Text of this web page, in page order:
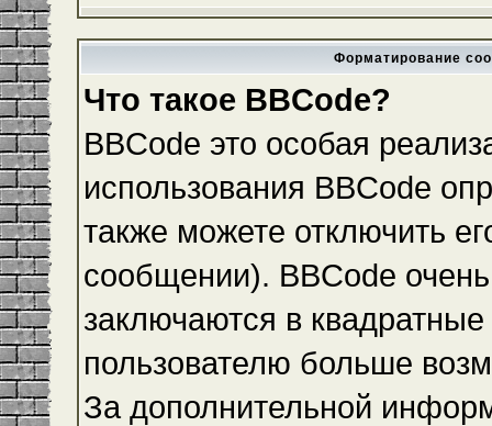
Форматирование
Что такое BBCode?
BBCode это особая
использования BBCode
также можете отключить
сообщении). BBCode
заключаются в
пользователю больше
За дополнительной